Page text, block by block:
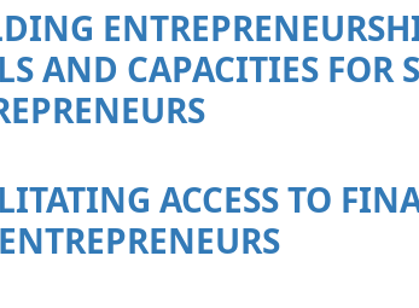
AND CAPACITIES FOR
ACCESS TO